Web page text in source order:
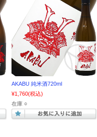
AKABU 純米酒720ml
¥1,760(税込)
在庫 ○